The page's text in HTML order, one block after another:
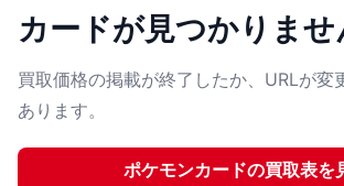
カードが見つかりませ
買取価格の掲載が終了したか、URLが変
あります。
ポケモンカードの買取表を